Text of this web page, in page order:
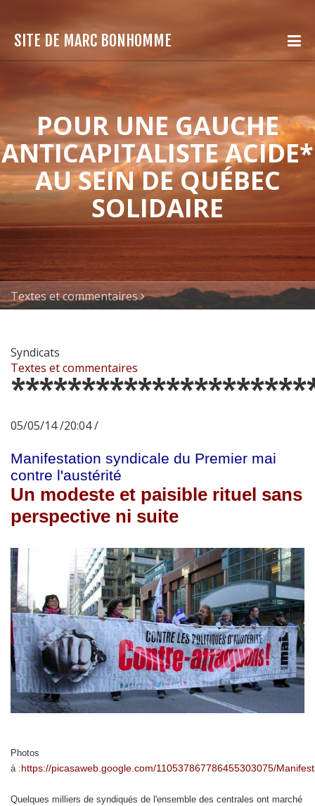
SITE DE MARC BONHOMME
POUR UNE GAUCHE
ANTICAPITALISTE ACIDE*
AU SEIN DE QUÉBEC
SOLIDAIRE
Textes et commentaires
Syndicats
Textes et commentaires
05/05/14 /20:04 /
Manifestation syndicale du Premier mai
contre l'austérité
Un modeste et paisible rituel sans
perspective ni suite
Photos
à :https://picasaweb.google.com/110537867786455303075/
Quelques milliers de syndiqués de l'ensemble des centrales ont marché